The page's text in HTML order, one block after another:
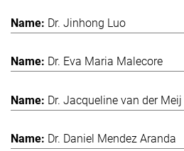
Dr. Jinhong Luo
Dr. Eva Maria Malecore
Dr. Jacqueline van der Meij
Dr. Daniel Mendez Aranda